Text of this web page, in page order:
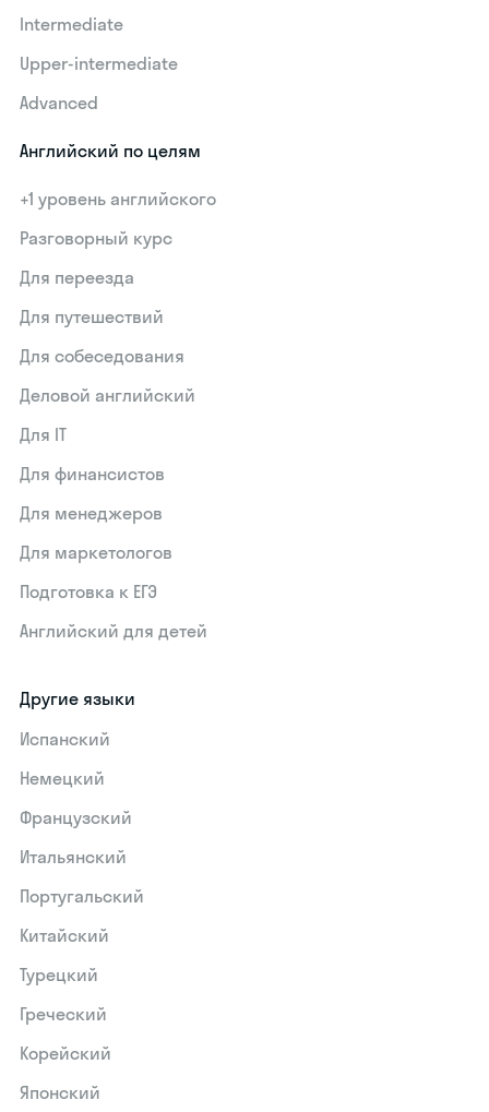
Intermediate
Upper-intermediate
Advanced
Английский по целям
+1 уровень английского
Разговорный курс
Для переезда
Для путешествий
Для собеседования
Деловой английский
Для IT
Для финансистов
Для менеджеров
Для маркетологов
Подготовка к ЕГЭ
Английский для детей
Другие языки
Испанский
Немецкий
Французский
Итальянский
Португальский
Китайский
Турецкий
Греческий
Корейский
Японский